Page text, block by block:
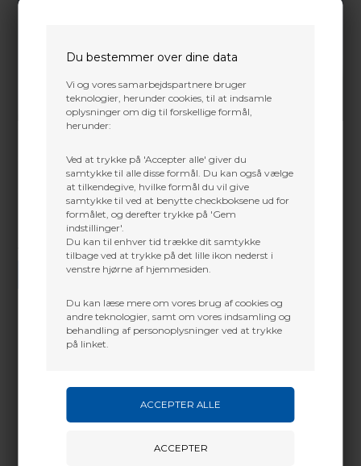
Du bestemmer over dine data
Vi og vores samarbejdspartnere bruger
teknologier, herunder cookies, til at indsamle
oplysninger om dig til forskellige formål,
herunder:
Ved at trykke på 'Accepter alle' giver du
samtykke til alle disse formål. Du kan også vælge
at tilkendegive, hvilke formål du vil give
samtykke til ved at benytte checkboksene ud for
formålet, og derefter trykke på 'Gem
indstillinger'.
Du kan til enhver tid trække dit samtykke
tilbage ved at trykke på det lille ikon nederst i
venstre hjørne af hjemmesiden.
Du kan læse mere om vores brug af cookies og
andre teknologier, samt om vores indsamling og
behandling af personoplysninger ved at trykke
på linket.
martin@baldurs-archery.dk
Vi gør vores bedste for at besvare alle henvendelser indenfor 24 timer.
SEND SPØRGSMÅL
Opgraderet kvalitet – samme velkendte design
Formen er den samme, men kvaliteten er forbedret.
Exe præsenterer en opdateret version af den